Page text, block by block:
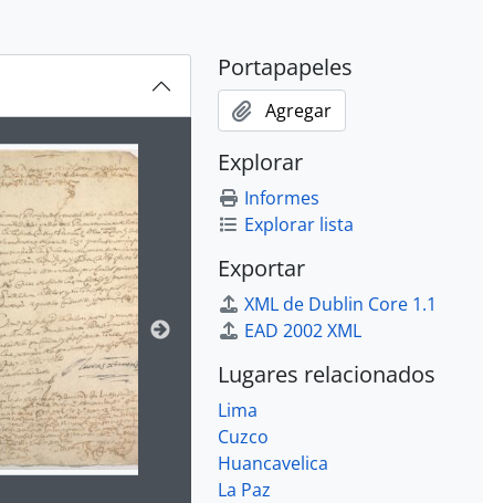
displayed in the following carousel. Clicking any
Portapapeles
Agregar
Explorar
Informes
Explorar lista
Exportar
XML de Dublin Core 1.1
EAD 2002 XML
Lugares relacionados
Lima
Cuzco
Huancavelica
La Paz